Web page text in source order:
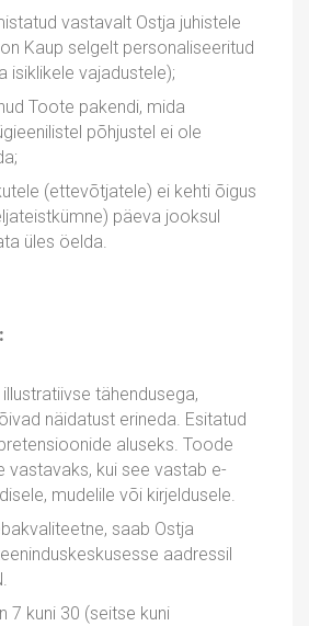
vastavalt Ostja juhistele
Kaup selgelt personaliseeritud
isiklikele vajadustele);
Toote pakendi, mida
põhjustel ei ole
(ettevõtjatele) ei kehti õigus
päeva jooksul
üles öelda.
tähendusega,
näidatust erineda. Esitatud
aluseks. Toode
vastavaks, kui see vastab e-
mudelile või kirjeldusele.
saab Ostja
aadressil
7 kuni 30 (seitse kuni